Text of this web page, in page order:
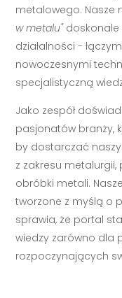
metalowego. Nasze
w metalu"doskonale
działalności -
nowoczesnymi
specjalistyczną
Jako zespół
pasjonatów branży,
by dostarczać
z zakresu metalurgii,
obróbki metali.
tworzone z myślą o
sprawia, że portal
wiedzy zarówno dla
rozpoczynających